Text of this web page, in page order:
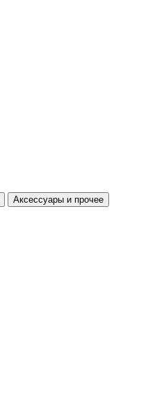
Аксессуары и прочее